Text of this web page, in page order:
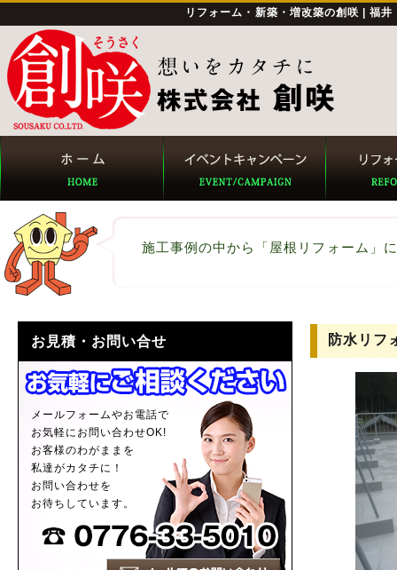
リフォーム・新築・増改築の創咲 | 福
施工事例の中から「屋根リフォーム」
防水リフ
お見積・お問い合せ
メールフォームやお電話で
お気軽にお問い合わせOK!
お客様のわがままを
私達がカタチに！
お問い合わせを
お待ちしています。